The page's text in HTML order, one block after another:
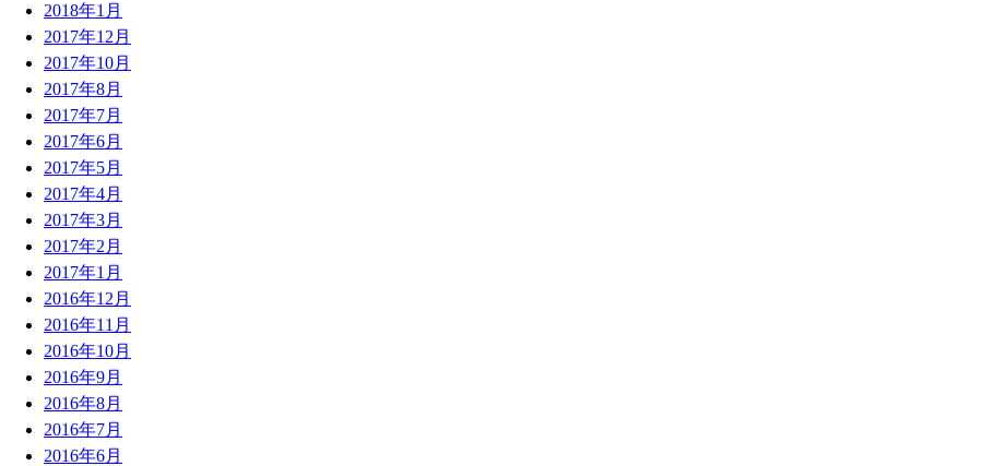
2018年1月
2017年12月
2017年10月
2017年8月
2017年7月
2017年6月
2017年5月
2017年4月
2017年3月
2017年2月
2017年1月
2016年12月
2016年11月
2016年10月
2016年9月
2016年8月
2016年7月
2016年6月